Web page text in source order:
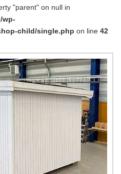
"parent" on null in
wp-
child/single.php on line 42